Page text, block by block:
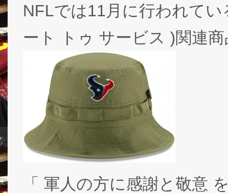
NFLでは11月に行われて
ート トゥ サービス )関連
「 軍人の方に感謝と敬意